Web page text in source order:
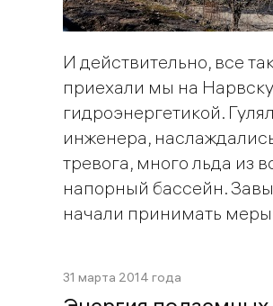
И действительно, все
приехали мы на
гидроэнергетикой.
инженера,
тревога, много льда из
напорный бассейн.
начали принимать
31 марта 2014 года